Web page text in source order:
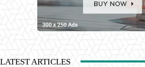
LATEST ARTICLES